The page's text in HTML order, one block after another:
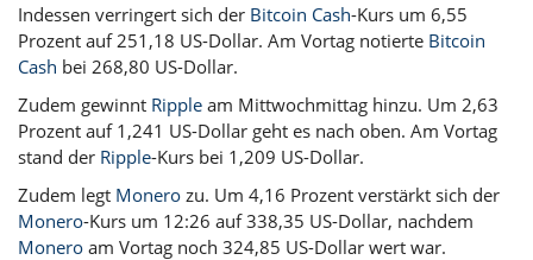
Indessen verringert sich der Bitcoin Cash-Kurs um 6,55
Prozent auf 251,18 US-Dollar. Am Vortag notierte Bitcoin
Cash bei 268,80 US-Dollar.
Zudem gewinnt Ripple am Mittwochmittag hinzu. Um 2,63
Prozent auf 1,241 US-Dollar geht es nach oben. Am Vortag
stand der Ripple-Kurs bei 1,209 US-Dollar.
Zudem legt Monero zu. Um 4,16 Prozent verstärkt sich der
Monero-Kurs um 12:26 auf 338,35 US-Dollar, nachdem
Monero am Vortag noch 324,85 US-Dollar wert war.